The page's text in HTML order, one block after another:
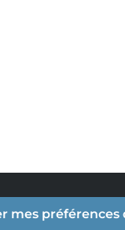
mes préférences